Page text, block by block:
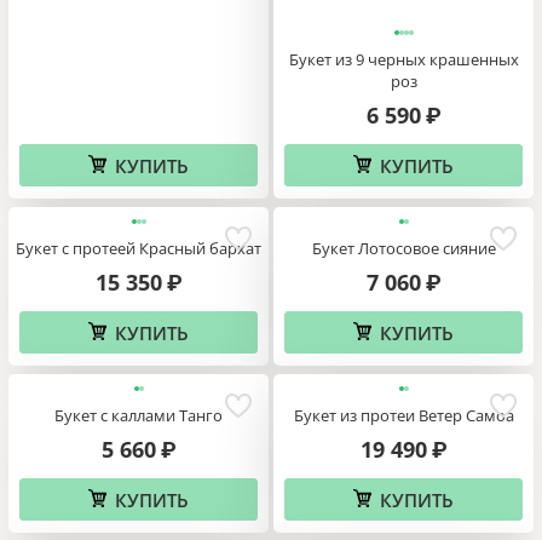
КУПИТЬ
Букет из 9 черных крашенных
роз
6 590 ₽
КУПИТЬ
Букет с протеей Красный бархат
15 350 ₽
КУПИТЬ
Букет Лотосовое сияние
7 060 ₽
КУПИТЬ
Букет с каллами Танго
5 660 ₽
КУПИТЬ
Букет из протеи Ветер Самоа
19 490 ₽
КУПИТЬ